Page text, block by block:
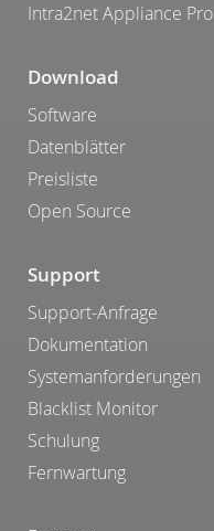
Intra2net Appliance Pro
Download
Software
Datenblätter
Preisliste
Open Source
Support
Support-Anfrage
Dokumentation
Systemanforderungen
Blacklist Monitor
Schulung
Fernwartung